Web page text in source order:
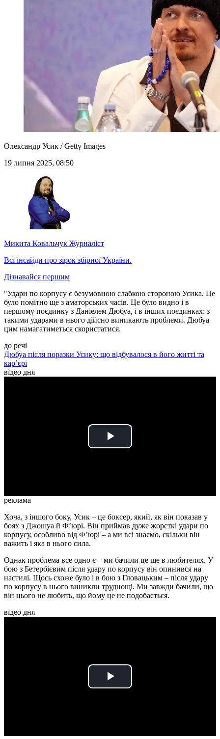
Олександр Усик / Getty Images
19 липня 2025, 08:50
Микита Ковальчук Журналіст
Всі інсайди про зірок збірної України.
Дізнавайся першим
"Удари по корпусу є безумовною слабкою стороною Усика. Це
було помітно ще з аматорських часів. Це було видно і в
першому поєдинку з Даніелем Дюбуа, і в інших поєдинках: з
такими ударами в нього дійсно виникають проблеми. Дюбуа
цим намагатиметься скористатися.
до речі
Дюбуа після поразки Усику: що відбувалося в його житті та
кар’єрі
відео дня
Play
реклама
Хоча, з іншого боку, Усик – це боксер, який, як він показав у
боях з Джошуа й Ф’юрі. Він приймав дуже жорсткі удари по
корпусу, особливо від Ф’юрі – а ми всі знаємо, скільки він
важить і яка в нього сила.
Однак проблема все одно є – ми бачили це ще в любителях. У
бою з Бетербієвим після удару по корпусу він опинився на
настилі. Щось схоже було і в бою з Гловацьким – після удару
по корпусу в нього виникли труднощі. Ми завжди бачили, що
він цього не любить, що йому це не подобається.
відео дня
Play